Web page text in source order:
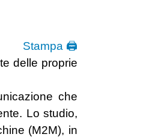
Stampa 🖨
delle proprie
che
Lo studio,
(M2M), in